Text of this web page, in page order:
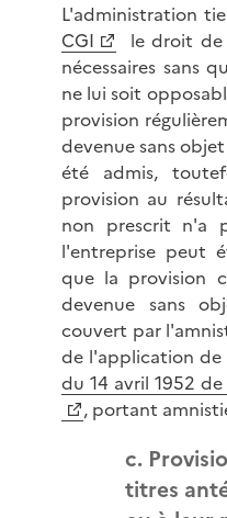
L'administration
CGI
le droit de
nécessaires sans
ne lui soit
provision
devenue sans
été admis,
provision au
non prescrit n'a
l'entreprise peut
que la provision
devenue sans
couvert par
de l'application de
du 14 avril 1952
, portant
c.
titres